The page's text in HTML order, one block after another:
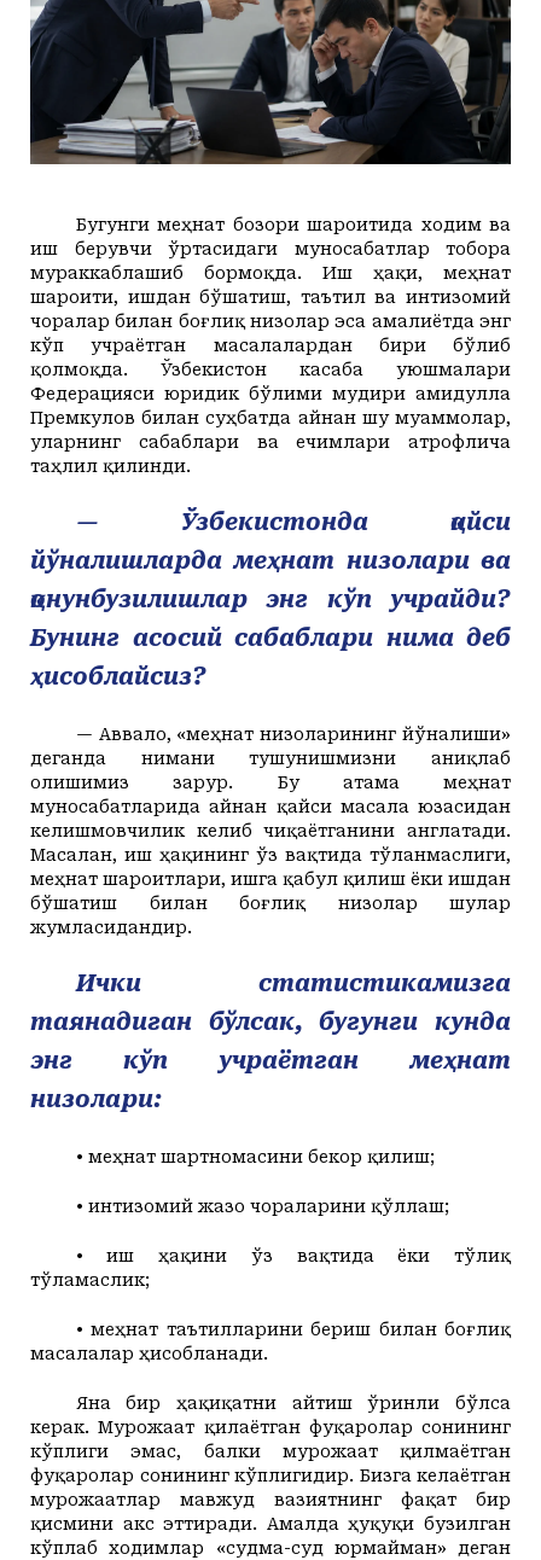
Маданият ва маърифат
КУТУБХОНА
Адабиёт
Илмий ишлар
Касаба фаоллари учун қўлланмалар
БОШҚАЛАР
Суратлар сўзлаганда...
АРХИВ
Ўзбекистон журналистлари
Toshkent
Shahar
+35 c
Hozir 17:00 18:00 19:00 21:00
O'z Ўз
Кириш
Juma, 07 +35 +20
Shanba, 08 +36 +20
Yakshanba, 09 +37 +20
Dushanba, 10 +20
Seshanba, 11
Chorshanba, 12 +40 +20
Juma, 14
Бугунги меҳнат бозори шароитида ходим ва
иш берувчи ўртасидаги муносабатлар тобора
мураккаблашиб бормоқда. Иш ҳақи, меҳнат
шароити, ишдан бўшатиш, таътил ва интизомий
чоралар билан боғлиқ низолар эса амалиётда энг
кўп учраётган масалалардан бири бўлиб
қолмоқда. Ўзбекистон касаба уюшмалари
Федерацияси юридик бўлими мудири Ҳамидулла
Премкулов билан суҳбатда айнан шу муаммолар,
уларнинг сабаблари ва ечимлари атрофлича
таҳлил қилинди.
— Ўзбекистонда қайси
йўналишларда меҳнат низолари ва
қонунбузилишлар энг кўп учрайди?
Бунинг асосий сабаблари нима деб
ҳисоблайсиз?
— Аввало, «меҳнат низоларининг йўналиши»
деганда нимани тушунишмизни аниқлаб
олишимиз зарур. Бу атама меҳнат
муносабатларида айнан қайси масала юзасидан
келишмовчилик келиб чиқаётганини англатади.
Масалан, иш ҳақининг ўз вақтида тўланмаслиги,
меҳнат шароитлари, ишга қабул қилиш ёки ишдан
бўшатиш билан боғлиқ низолар шулар
жумласидандир.
Ички статистикамизга
таянадиган бўлсак, бугунги кунда
энг кўп учраётган меҳнат
низолари:
• меҳнат шартномасини бекор қилиш;
• интизомий жазо чораларини қўллаш;
• иш ҳақини ўз вақтида ёки тўлиқ
тўламаслик;
• меҳнат таътилларини бериш билан боғлиқ
масалалар ҳисобланади.
Яна бир ҳақиқатни айтиш ўринли бўлса
керак. Мурожаат қилаётган фуқаролар сонининг
кўплиги эмас, балки мурожаат қилмаётган
фуқаролар сонининг кўплигидир. Бизга келаётган
мурожаатлар мавжуд вазиятнинг фақат бир
қисмини акс эттиради. Амалда ҳуқуқи бузилган
кўплаб ходимлар «судма-суд юрмайман» деган